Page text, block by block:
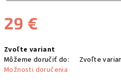
29 €
cena:
Zvoľte variant
Môžeme doručiť do:
Zvoľte
Možnosti doručenia